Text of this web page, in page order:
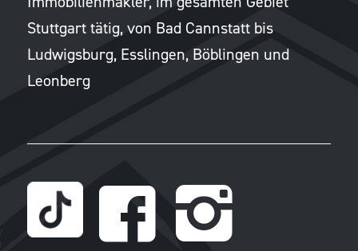
Stuttgart tätig, von Bad Cannstatt bis
Ludwigsburg, Esslingen, Böblingen und
Leonberg